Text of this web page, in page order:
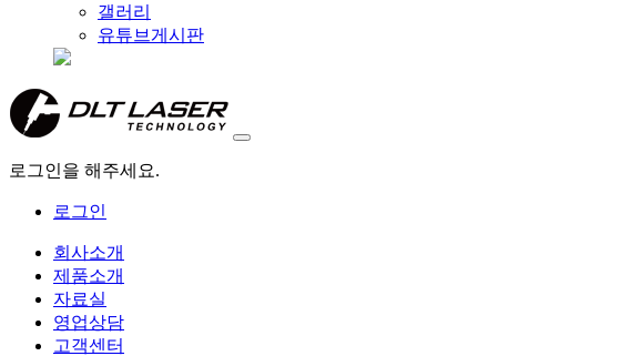
갤러리
유튜브게시판
로그인을 해주세요.
로그인
회사소개
제품소개
자료실
영업상담
고객센터